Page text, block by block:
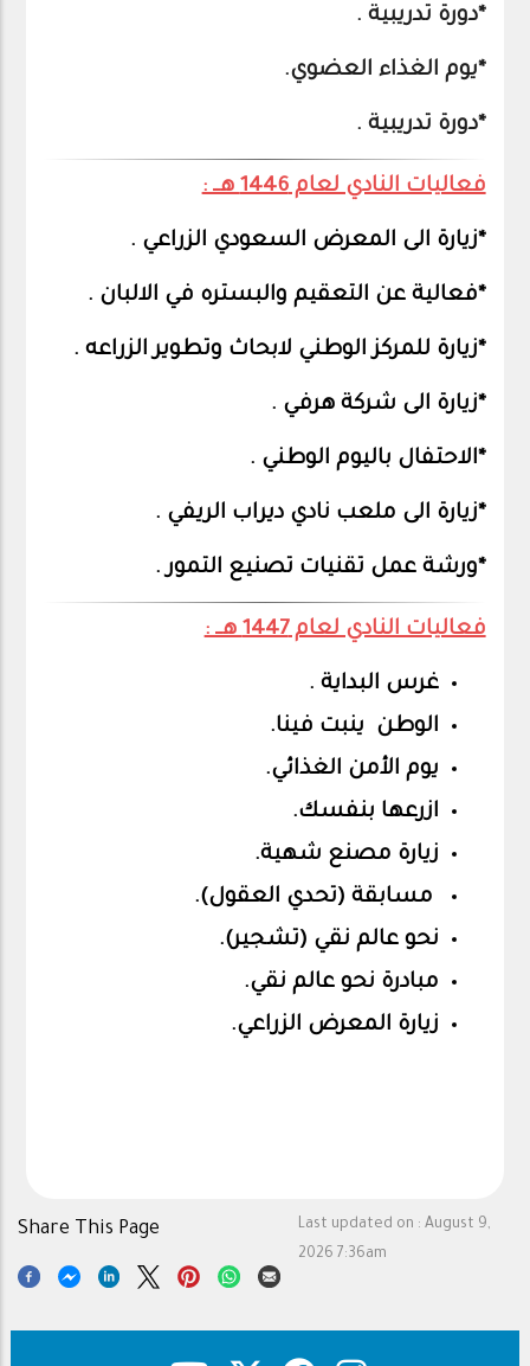
*دورة تدريبية .
*يوم الغذاء العضوي.
*دورة تدريبية .
فعاليات النادي لعام 1446 هــ :
*زيارة الى المعرض السعودي الزراعي .
*فعالية عن التعقيم والبستره في الالبان .
*زيارة للمركز الوطني لابحاث وتطوير الزراعه .
*زيارة الى شركة هرفي .
*الاحتفال باليوم الوطني .
*زيارة الى ملعب نادي ديراب الريفي .
*ورشة عمل تقنيات تصنيع التمور .
فعاليات النادي لعام 1447 هــ :
غرس البداية .
الوطن ينبت فينا.
يوم الأمن الغذائي.
ازرعها بنفسك.
زيارة مصنع شهية.
مسابقة (تحدي العقول).
نحو عالم نقي (تشجير).
مبادرة نحو عالم نقي.
زيارة المعرض الزراعي.
Last updated on : August 9,
2026 7:36am
Share This Page